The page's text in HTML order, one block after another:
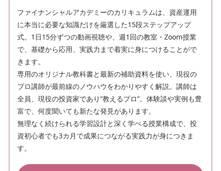
ファイナンシャルアカデミーのカリキュラムは、資産運用
に本当に必要な知識だけを厳選した15段ステップアップ
式。1日15分ずつの動画視聴や、週1回の教室・Zoom授業
で、基礎から応用、実践力まで着実に身につけることがで
きます。
専用のオリジナル教科書と最新の補助資料を使い、現役の
プロ講師が最前線のノウハウをわかりやすく解説。講師は
全員、現役の投資家であり“教えるプロ”。体験談や実例も豊
富で、何度聞いても新たな発見があります。
無理なく続けられる学習設計と深く学べる授業構成で、投
資初心者でも3カ月で成果につながる実践力が身につきま
す。